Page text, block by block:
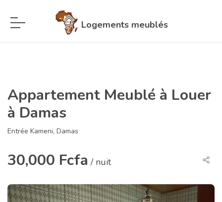
Logements meublés
Appartement Meublé à Louer
à Damas
Entrée Kameni, Damas
30,000 Fcfa / nuit